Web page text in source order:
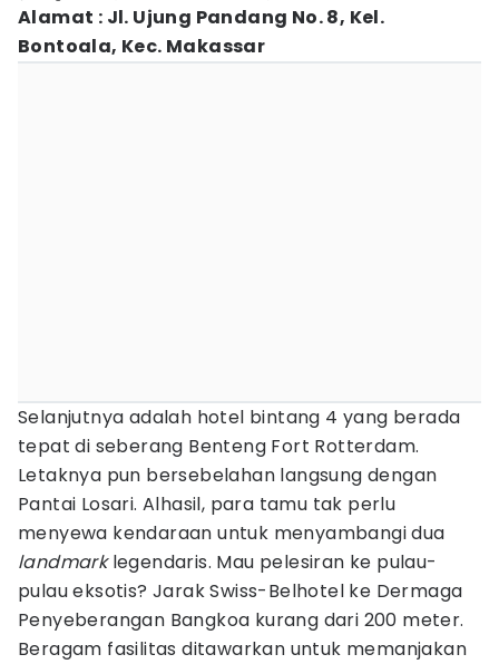
Alamat : Jl. Ujung Pandang No. 8, Kel.
Bontoala, Kec. Makassar
Selanjutnya adalah hotel bintang 4 yang berada
tepat di seberang Benteng Fort Rotterdam.
Letaknya pun bersebelahan langsung dengan
Pantai Losari. Alhasil, para tamu tak perlu
menyewa kendaraan untuk menyambangi dua
landmarklegendaris. Mau pelesiran ke pulau-
pulau eksotis? Jarak Swiss-Belhotel ke Dermaga
Penyeberangan Bangkoa kurang dari 200 meter.
Beragam fasilitas ditawarkan untuk memanjakan